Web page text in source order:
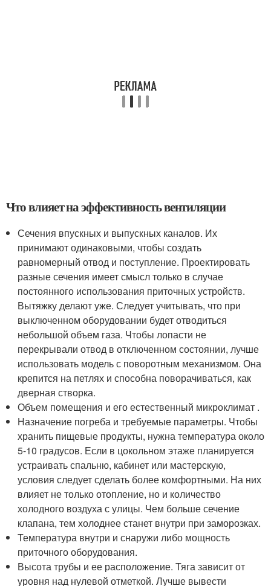
Что влияет на эффективность вентиляции
Сечения впускных и выпускных каналов. Их
принимают одинаковыми, чтобы создать
равномерный отвод и поступление. Проектировать
разные сечения имеет смысл только в случае
постоянного использования приточных устройств.
Вытяжку делают уже. Следует учитывать, что при
выключенном оборудовании будет отводиться
небольшой объем газа. Чтобы лопасти не
перекрывали отвод в отключенном состоянии, лучше
использовать модель с поворотным механизмом. Она
крепится на петлях и способна поворачиваться, как
дверная створка.
Объем помещения и его естественный микроклимат .
Назначение погреба и требуемые параметры. Чтобы
хранить пищевые продукты, нужна температура около
5-10 градусов. Если в цокольном этаже планируется
устраивать спальню, кабинет или мастерскую,
условия следует сделать более комфортными. На них
влияет не только отопление, но и количество
холодного воздуха с улицы. Чем больше сечение
клапана, тем холоднее станет внутри при заморозках.
Температура внутри и снаружи либо мощность
приточного оборудования.
Высота трубы и ее расположение. Тяга зависит от
уровня над нулевой отметкой. Лучше вывести